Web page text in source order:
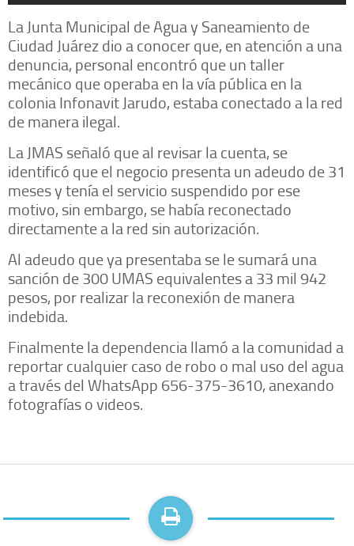
La Junta Municipal de Agua y Saneamiento de
Ciudad Juárez dio a conocer que, en atención a una
denuncia, personal encontró que un taller
mecánico que operaba en la vía pública en la
colonia Infonavit Jarudo, estaba conectado a la red
de manera ilegal.
La JMAS señaló que al revisar la cuenta, se
identificó que el negocio presenta un adeudo de 31
meses y tenía el servicio suspendido por ese
motivo, sin embargo, se había reconectado
directamente a la red sin autorización.
Al adeudo que ya presentaba se le sumará una
sanción de 300 UMAS equivalentes a 33 mil 942
pesos, por realizar la reconexión de manera
indebida.
Finalmente la dependencia llamó a la comunidad a
reportar cualquier caso de robo o mal uso del agua
a través del WhatsApp 656-375-3610, anexando
fotografías o videos.